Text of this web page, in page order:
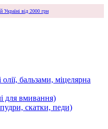
Україні від 2000 грн
бальзами, міцелярна
для вмивання)
скатки, педи)